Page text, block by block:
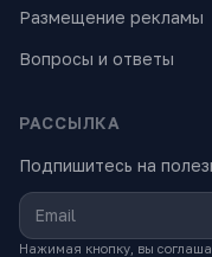
Размещение рекламы
Вопросы и ответы
РАССЫЛКА
Подпишитесь на
Нажимая кнопку, вы